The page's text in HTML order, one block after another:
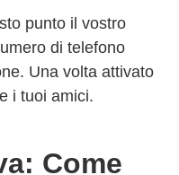
punto il vostro
di telefono
Una volta attivato
i tuoi amici.
Come